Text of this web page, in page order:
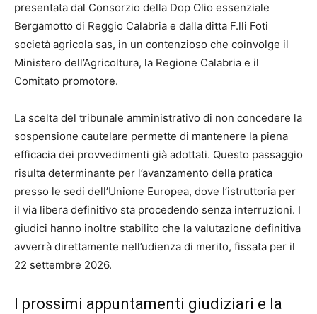
presentata dal Consorzio della Dop Olio essenziale
Bergamotto di Reggio Calabria e dalla ditta F.lli Foti
società agricola sas, in un contenzioso che coinvolge il
Ministero dell’Agricoltura, la Regione Calabria e il
Comitato promotore.
La scelta del tribunale amministrativo di non concedere la
sospensione cautelare permette di mantenere la piena
efficacia dei provvedimenti già adottati. Questo passaggio
risulta determinante per l’avanzamento della pratica
presso le sedi dell’Unione Europea, dove l’istruttoria per
il via libera definitivo sta procedendo senza interruzioni. I
giudici hanno inoltre stabilito che la valutazione definitiva
avverrà direttamente nell’udienza di merito, fissata per il
22 settembre 2026.
I prossimi appuntamenti giudiziari e la